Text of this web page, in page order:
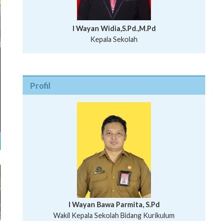
I Wayan Widia,S.Pd.,M.Pd
Kepala Sekolah
Profil
I Wayan Bawa Parmita, S.Pd
Wakil Kepala Sekolah Bidang Kurikulum
I Wayan Gede Aditya Pratita, S.Pd., M.Sn
Ni Wayan Nopi Sutantri, S.Pd.